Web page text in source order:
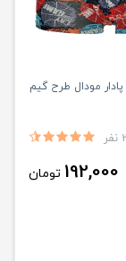
مودال طرح گیم
2 نفر
192,000 تومان